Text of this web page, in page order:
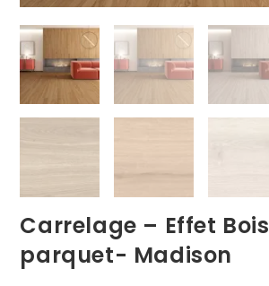
Carrelage – Effet Bois
parquet- Madison